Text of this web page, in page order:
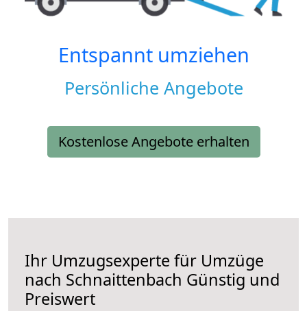
Entspannt umziehen
Persönliche Angebote
Kostenlose Angebote erhalten
Ihr Umzugsexperte für Umzüge
nach Schnaittenbach Günstig und
Preiswert